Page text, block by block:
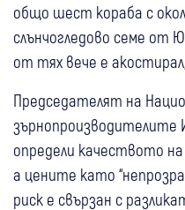
общо шест кораба с
слънчогледово семе от
от тях вече е
Председателят на
зърнопроизводителите
определи качеството на
а цените като
риск е свързан с